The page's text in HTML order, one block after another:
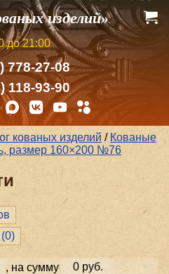
изделий»
до 21:00
778-27-08
118-93-90
кованых изделий / Кованые
размер 160×200 №76
0)
, на сумму 0 руб.